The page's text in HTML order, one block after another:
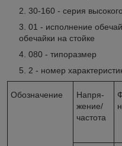
30-160 - серия
01 - исполнение
обечайки на стойке
080 - типоразмер
2 - номер
Обозначение
Напря­
жение/
частота